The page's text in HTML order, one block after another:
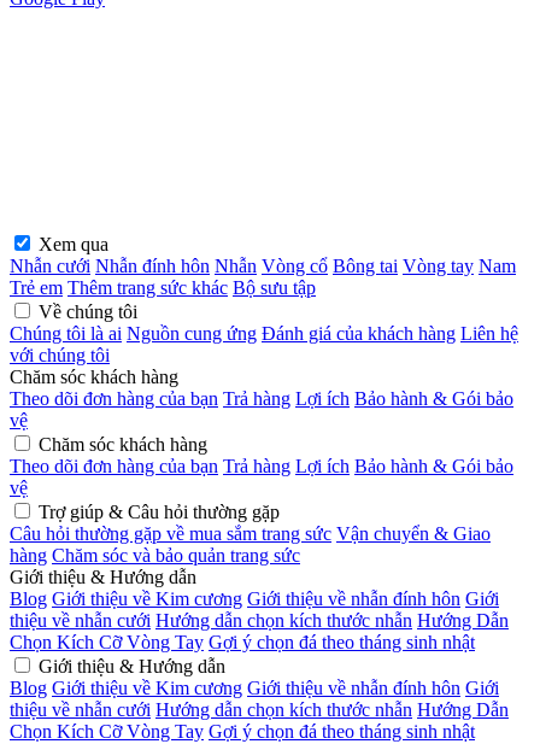
Xem qua
Nhẫn cưới Nhẫn đính hôn Nhẫn Vòng cổ Bông tai Vòng tay Nam
Trẻ em Thêm trang sức khác Bộ sưu tập
Về chúng tôi
Chúng tôi là ai Nguồn cung ứng Đánh giá của khách hàng Liên hệ
với chúng tôi
Chăm sóc khách hàng
Theo dõi đơn hàng của bạn Trả hàng Lợi ích Bảo hành & Gói bảo
vệ
Chăm sóc khách hàng
Theo dõi đơn hàng của bạn Trả hàng Lợi ích Bảo hành & Gói bảo
vệ
Trợ giúp & Câu hỏi thường gặp
Câu hỏi thường gặp về mua sắm trang sức Vận chuyển & Giao
hàng Chăm sóc và bảo quản trang sức
Giới thiệu & Hướng dẫn
Blog Giới thiệu về Kim cương Giới thiệu về nhẫn đính hôn Giới
thiệu về nhẫn cưới Hướng dẫn chọn kích thước nhẫn Hướng Dẫn
Chọn Kích Cỡ Vòng Tay Gợi ý chọn đá theo tháng sinh nhật
Giới thiệu & Hướng dẫn
Blog Giới thiệu về Kim cương Giới thiệu về nhẫn đính hôn Giới
thiệu về nhẫn cưới Hướng dẫn chọn kích thước nhẫn Hướng Dẫn
Chọn Kích Cỡ Vòng Tay Gợi ý chọn đá theo tháng sinh nhật